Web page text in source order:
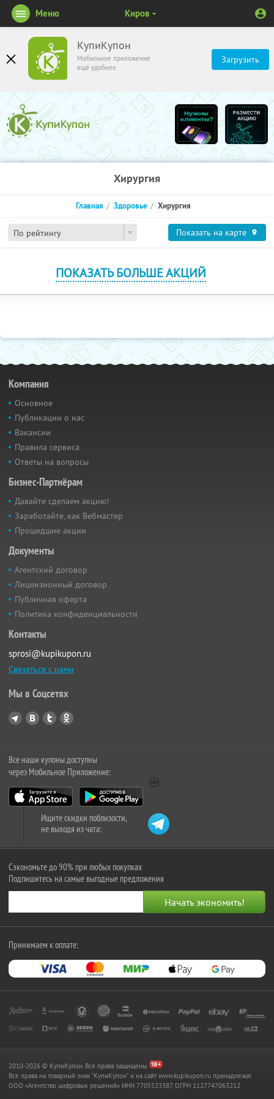
КупиКупон
Мобильное приложение
ещё удобнее
Загрузить
Меню Киров
Хирургия
По рейтингу
Главная Здоровье Хирургия
Показать на карте
ПОКАЗАТЬ БОЛЬШЕ АКЦИЙ
Компания
Основное
Публикации о нас
Вакансии
Правила сервиса
Ответы на вопросы
Бизнес-Партнёрам
Давайте сделаем акцию!
Заработайте, как Вебмастер
Прошедшие акции
Документы
Агентский договор
Лицензионный договор
Публичная оферта
Политика конфиденциальности
Контакты
sprosi@kupikupon.ru
Связаться с нами
Мы в Соцсетях
Все наши купоны доступны
через Мобильное Приложение:
Ищите скидки поблизости,
не выходя из чата:
Сэкономьте до 90% при любых покупках
Подпишитесь на самые выгодные предложения
Принимаем к оплате:
2010-2026 © КупиКупон. Все права защищены.
Все права на товарный знак "КупиКупон" и на сайт www.kupikupon.ru принадлежат
OOO «Агентство цифровых решений» ИНН 7705523387, ОГРН 1127747063212